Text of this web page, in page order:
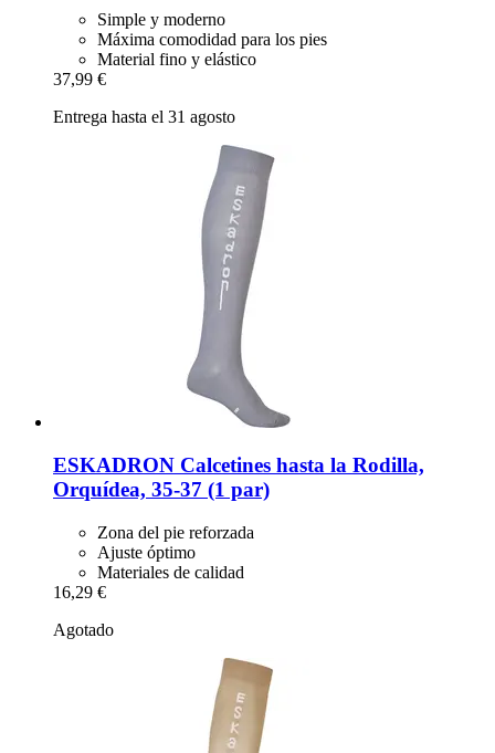
Simple y moderno
Máxima comodidad para los pies
Material fino y elástico
37,99 €
Entrega hasta el 31 agosto
ESKADRON Calcetines hasta la Rodilla,
Orquídea, 35-​37 (1 par)
Zona del pie reforzada
Ajuste óptimo
Materiales de calidad
16,29 €
Agotado